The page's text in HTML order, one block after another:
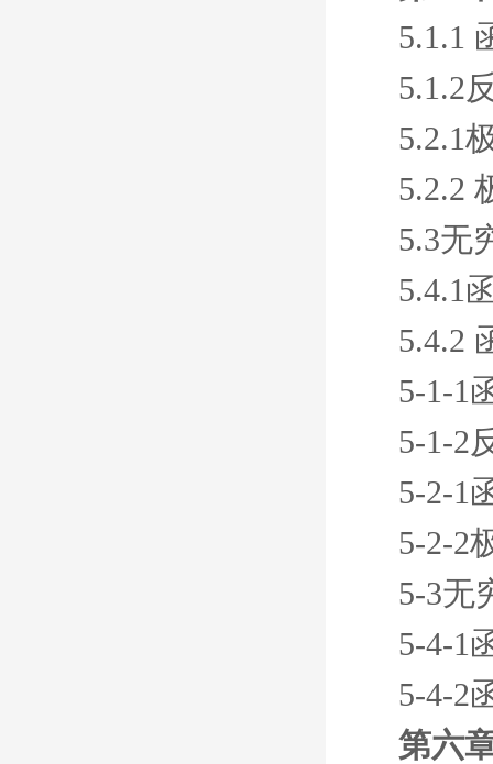
5.1.1
5.1.2
5.2.1
5.2.2
5.3无
5.4.1
5.4.2
5-1-1
5-1-2
5-2-1
5-2-2
5-3无
5-4-1
5-4-2
第六